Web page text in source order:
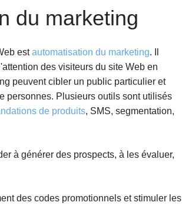
du marketing
estautomatisation du marketing. Il
des visiteurs du site Web en
peuvent cibler un public particulier et
personnes. Plusieurs outils sont utilisés
de produits, SMS, segmentation,
à générer des prospects, à les évaluer,
des codes promotionnels et stimuler les